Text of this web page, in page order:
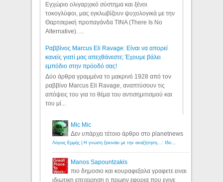
Εγχώριο ολιγαρχικό σύστημα και ξένοι
τοκογλύφοι, μας εγκλωβίζουν ψυχολογικά με την
Θαρτσερική προπαγάνδα TINA (There Is No
Alternative). ...
Ραββίνος Marcus Eli Ravage: Είναι να απορεί
κανείς γιατί μας απεχθάνεστε; Έχουμε βάλει
εμπόδιο στην πρόοδό σας!
Δύο άρθρα γραμμένα το μακρινό 1928 από τον
ραββίνο Marcus Eli Ravage, αναπτύσουν τις
απόψεις του για το θέμα του αντισημιτισμού και
του μί...
Mic Mic
Δεν υπάρχει τέτοιο άρθρο στο planetnews
Λόγιος Ερμής | Η γνώση ξεκινάει με την αναζήτηση...: Ιδού οι 18 που χρωστούν 11 δις ευρώ!
Manos Sapountzakis
πιο δημοσιο και κουραφεξαλα γραφετε ειναι
ιδιωτικη επιχειρηση η πρωην εφορια που εγινε